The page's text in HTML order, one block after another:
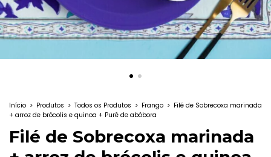
Início > Produtos > Todos os Produtos > Frango > Filé de Sobrecoxa marinada
+ arroz de brócolis e quinoa + Purê de abóbora
Filé de Sobrecoxa marinada